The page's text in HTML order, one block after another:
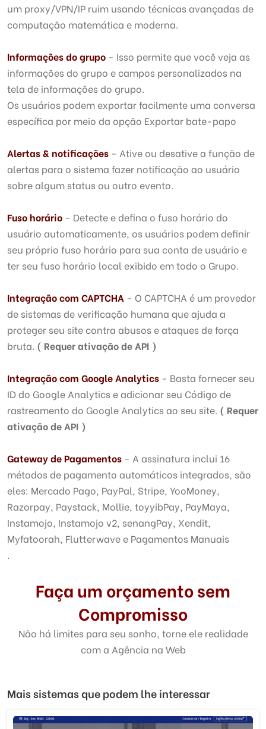
um proxy/VPN/IP ruim usando técnicas avançadas de
computação matemática e moderna.
Informações do grupo - Isso permite que você veja as
informações do grupo e campos personalizados na
tela de informações do grupo.
Os usuários podem exportar facilmente uma conversa
específica por meio da opção Exportar bate-papo
Alertas & notificações - Ative ou desative a função de
alertas para o sistema fazer notificação ao usuário
sobre algum status ou outro evento.
Fuso horário - Detecte e defina o fuso horário do
usuário automaticamente, os usuários podem definir
seu próprio fuso horário para sua conta de usuário e
ter seu fuso horário local exibido em todo o Grupo.
Integração com CAPTCHA - O CAPTCHA é um provedor
de sistemas de verificação humana que ajuda a
proteger seu site contra abusos e ataques de força
bruta. ( Requer ativação de API )
Integração com Google Analytics - Basta fornecer seu
ID do Google Analytics e adicionar seu Código de
rastreamento do Google Analytics ao seu site. ( Requer
ativação de API )
Gateway de Pagamentos - A assinatura inclui 16
métodos de pagamento automáticos integrados, são
eles: Mercado Pago, PayPal, Stripe, YooMoney,
Razorpay, Paystack, Mollie, toyyibPay, PayMaya,
Instamojo, Instamojo v2, senangPay, Xendit,
Myfatoorah, Flutterwave e Pagamentos Manuais
.
Faça um orçamento sem
Compromisso
Não há limites para seu sonho, torne ele realidade
com a Agência na Web
Mais sistemas que podem lhe interessar